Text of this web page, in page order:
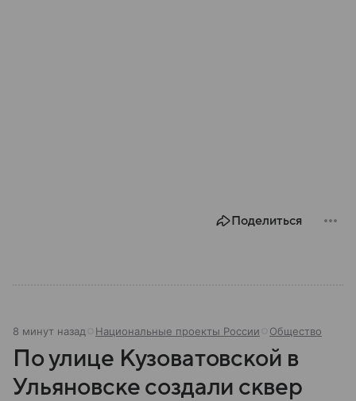
Поделиться
8 минут назад Национальные проекты России Общество
По улице Кузоватовской в
Ульяновске создали сквер